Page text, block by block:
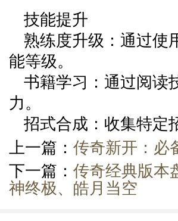
技能提升
熟练度升级：通过使
能等级。
书籍学习：通过阅读
力。
招式合成：收集特定
上一篇： 传奇新开：必
下一篇： 传奇经典版本
神终极、皓月当空